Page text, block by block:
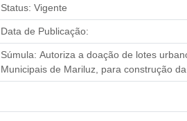
Status: Vigente
Data de Publicação:
Súmula: Autoriza a doação de lotes
Municipais de Mariluz, para construção